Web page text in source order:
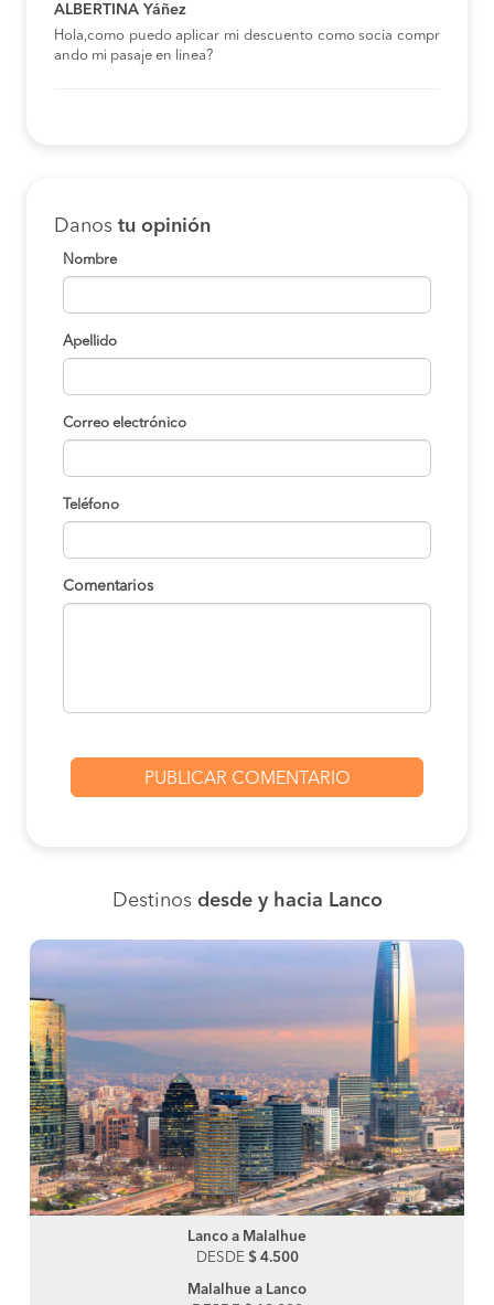
ALBERTINA Yáñez
Hola,como puedo aplicar mi descuento como socia compr
ando mi pasaje en linea?
Danos tu opinión
Nombre
Apellido
Correo electrónico
Teléfono
Comentarios
Destinos desde y hacia Lanco
Lanco a Malalhue
DESDE $ 4.500
Malalhue a Lanco